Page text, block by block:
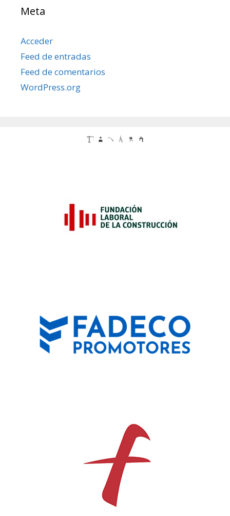
Meta
Acceder
Feed de entradas
Feed de comentarios
WordPress.org